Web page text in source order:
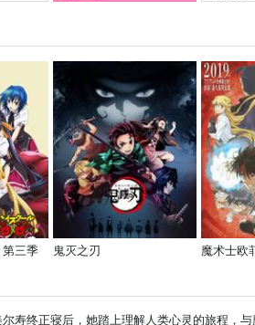
三季 鬼灭之刃 魔术士欧
寿终正寝后，她踏上理解人类心灵的旅程，